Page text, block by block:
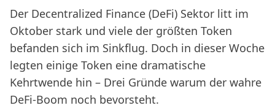
Der Decentralized Finance (DeFi) Sektor litt im
Oktober stark und viele der größten Token
befanden sich im Sinkflug. Doch in dieser Woche
legten einige Token eine dramatische
Kehrtwende hin – Drei Gründe warum der wahre
DeFi-Boom noch bevorsteht.